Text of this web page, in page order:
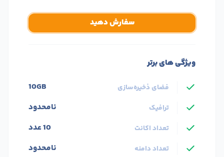
سفارش دهید
ویژگی های برتر
فضای ذخیره‌سازی 10GB
ترافیک نامحدود
تعداد اکانت 10 عدد
تعداد دامنه نامحدود